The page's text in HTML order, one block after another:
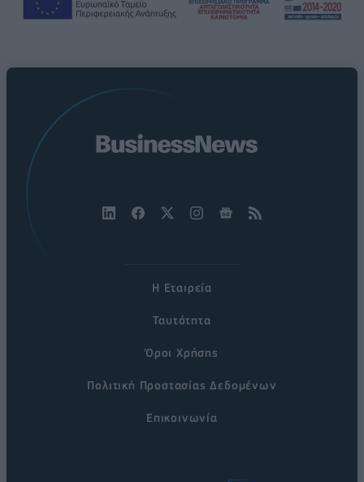
Η Εταιρεία
Ταυτότητα
Όροι Χρήσης
Πολιτική Προστασίας Δεδομένων
Επικοινωνία